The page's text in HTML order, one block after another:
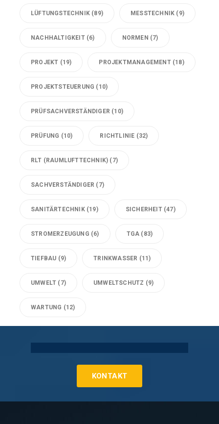
LÜFTUNGSTECHNIK (89) MESSTECHNIK (9)
NACHHALTIGKEIT(6) NORMEN (7)
PROJEKT (19) PROJEKTMANAGEMENT(18)
PROJEKTSTEUERUNG (10)
PRÜFSACHVERSTÄNDIGER (10)
PRÜFUNG (10) RICHTLINIE (32)
RLT (RAUMLUFTTECHNIK) (7)
SACHVERSTÄNDIGER (7)
SANITÄRTECHNIK(19) SICHERHEIT(47)
STROMERZEUGUNG (6) TGA (83)
TIEFBAU (9) TRINKWASSER (11)
UMWELT (7) UMWELTSCHUTZ (9)
WARTUNG (12)
KONTAKT